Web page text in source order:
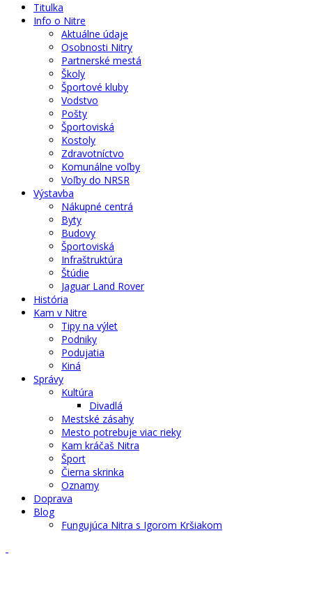
Titulka
Info o Nitre
Aktuálne údaje
Osobnosti Nitry
Partnerské mestá
Školy
Športové kluby
Vodstvo
Pošty
Športoviská
Kostoly
Zdravotníctvo
Komunálne voľby
Voľby do NRSR
Výstavba
Nákupné centrá
Byty
Budovy
Športoviská
Infraštruktúra
Štúdie
Jaguar Land Rover
História
Kam v Nitre
Tipy na výlet
Podniky
Podujatia
Kiná
Správy
Kultúra
Divadlá
Mestské zásahy
Mesto potrebuje viac rieky
Kam kráčaš Nitra
Šport
Čierna skrinka
Oznamy
Doprava
Blog
Fungujúca Nitra s Igorom Kršiakom